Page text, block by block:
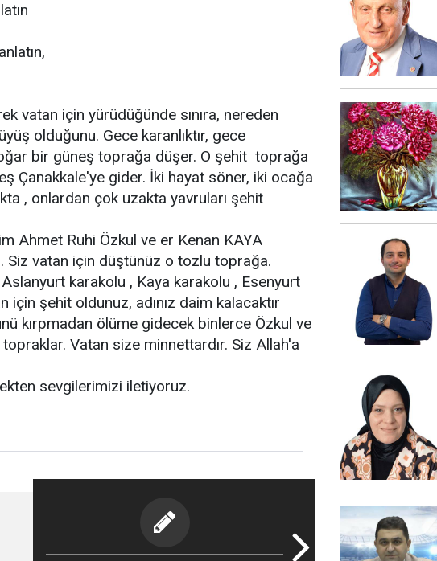
vatan için yürüdüğünde sınıra, nereden
olduğunu. Gece karanlıktır, gece
bir güneş toprağa düşer. O şehit toprağa
Çanakkale'ye gider. İki hayat söner, iki ocağa
, onlardan çok uzakta yavruları şehit
Ahmet Ruhi Özkul ve er Kenan KAYA
Siz vatan için düştünüz o tozlu toprağa.
karakolu , Kaya karakolu , Esenyurt
şehit oldunuz, adınız daim kalacaktır
kırpmadan ölüme gidecek binlerce Özkul ve
Vatan size minnettardır. Siz Allah'a
sevgilerimizi iletiyoruz.